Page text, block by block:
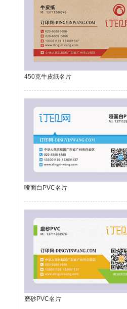
450克牛皮纸名片
哑面白PVC名片
磨砂PVC名片